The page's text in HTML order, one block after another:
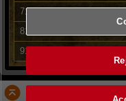
71位～80位
81位～90位
91位～100位